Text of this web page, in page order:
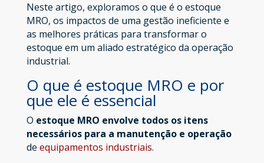
Neste artigo, exploramos o que é o estoque
MRO, os impactos de uma gestão ineficiente e
as melhores práticas para transformar o
estoque em um aliado estratégico da operação
industrial.
O que é estoque MRO e por
que ele é essencial
O estoque MRO envolve todos os itens
necessários para a manutenção e operação
de equipamentos industriais.